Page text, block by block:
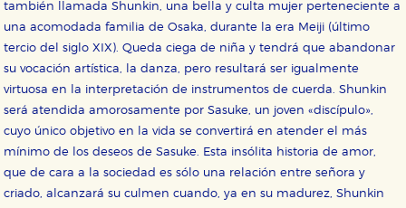
también llamada Shunkin, una bella y culta mujer perteneciente a
una acomodada familia de Osaka, durante la era Meiji (último
tercio del siglo XIX). Queda ciega de niña y tendrá que abandonar
su vocación artística, la danza, pero resultará ser igualmente
virtuosa en la interpretación de instrumentos de cuerda. Shunkin
será atendida amorosamente por Sasuke, un joven «discípulo»,
cuyo único objetivo en la vida se convertirá en atender el más
mínimo de los deseos de Sasuke. Esta insólita historia de amor,
que de cara a la sociedad es sólo una relación entre señora y
criado, alcanzará su culmen cuando, ya en su madurez, Shunkin